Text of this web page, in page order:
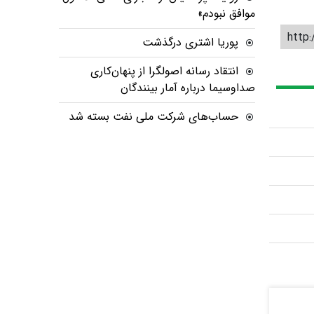
موافق نبودم»
پوریا اشتری درگذشت
انتقاد رسانه اصولگرا از پنهان‌کاری
صداوسیما درباره آمار بینندگان
حساب‌های شرکت ملی نفت بسته شد